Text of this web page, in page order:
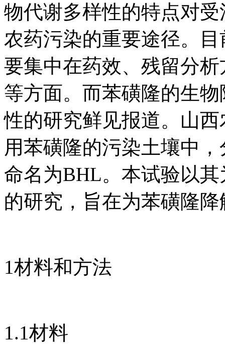
物代谢多样性的特点对
农药污染的重要途径。
要集中在药效、残留分
等方面。而苯磺隆的生
性的研究鲜见报道。山
用苯磺隆的污染土壤中
命名为BHL。本试验以
的研究，旨在为苯磺隆
1材料和方法
1.1材料